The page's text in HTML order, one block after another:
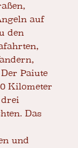
auf
den
Paiute
Kilometer
drei
Das
und